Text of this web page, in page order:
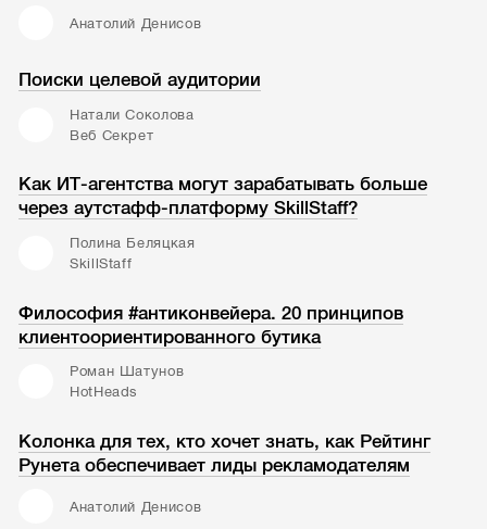
Анатолий Денисов
Поиски целевой аудитории
Натали Соколова
Веб Секрет
Как ИТ-агентства могут зарабатывать больше
через аутстафф-платформу SkillStaff?
Полина Беляцкая
SkillStaff
Философия #антиконвейера. 20 принципов
клиентоориентированного бутика
Роман Шатунов
HotHeads
Колонка для тех, кто хочет знать, как Рейтинг
Рунета обеспечивает лиды рекламодателям
Анатолий Денисов